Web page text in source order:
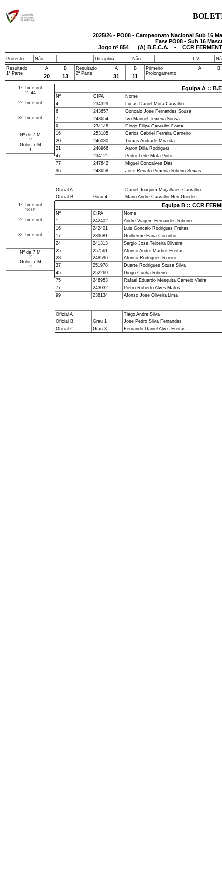
2025/26 - PO08 - Campeonato Nacional Sub 16
Fase PO08 - Sub 16
Jogo nº 854(A) B.E.C.A. - CCR
Protesto: Não Disciplina: Não T.V.:
Resultado
1ª Parte
A B
Resultado
2ª Parte
A B
Primeiro
Prolongamento
A B
20 13 31 11
1º Time-out
11:44
2º Time-out
3º Time-out
Nº de 7 M
2
Golos 7 M
1
Equipa A ::
Nº CIPA
Nome
4
234329
Lucas Daniel Mota Carvalho
6
243657
Goncalo Jose Fernandes Sousa
7
243654
Ivo Manuel Teixeira Sousa
9
234148
Diogo Filipe Carvalho Costa
16
253185
Carlos Gabriel Ferreira Carneiro
20
246080
Tomas Andrade Miranda
21
248966
Aaron Dilla Rodriguez
47
234121
Pedro Leite Mota Pinto
77
247642
Miguel Goncalves Dias
96
243658 Jose Renato Pimenta Ribeiro Seixas
Oficial A
Daniel Joaquim Magalhaes Carvalho
Oficial B
Grau 4
Mario Andre Carvalho Neri Guedes
1º Time-out
18:01
2º Time-out
3º Time-out
Nº de 7 M
2
Golos 7 M
2
Equipa B :: CCR
Nº CIPA
Nome
1
242402
Andre Viagem Fernandes Ribeiro
16
242401
Luis Goncalo Rodrigues Freitas
17
239681
Guilherme Faria Coutinho
24
241313
Sergio Jose Teixeira Oliveira
25
257561
Afonso Andre Martins Freitas
28
248596
Afonso Rodrigues Ribeiro
37
251978
Duarte Rodrigues Sousa Silva
45
252269
Diogo Cunha Ribeiro
75
248953
Rafael Eduardo Mesquita Camelo Vieira
77
243032
Pietro Roberto Alves Matos
99
238134 Afonso Jose Oliveira Lima
Oficial A
Tiago Andre Silva
Oficial B
Grau 1
Jose Pedro Silva Fernandes
Oficial C
Grau 3 Fernando Daniel Alves Freitas